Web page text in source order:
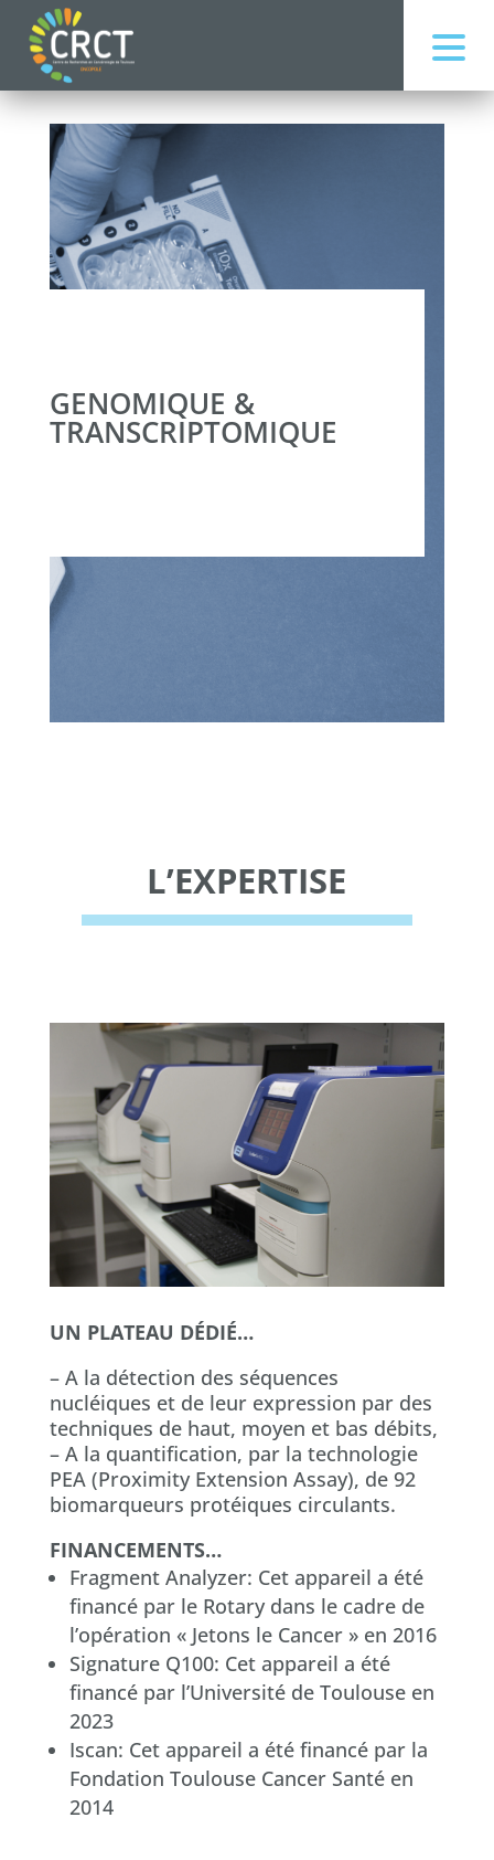
GENOMIQUE &
TRANSCRIPTOMIQUE
L’EXPERTISE
UN PLATEAU DÉDIÉ…
– A la détection des séquences
nucléiques et de leur expression par des
techniques de haut, moyen et bas débits,
– A la quantification, par la technologie
PEA (Proximity Extension Assay), de 92
biomarqueurs protéiques circulants.
FINANCEMENTS…
Fragment Analyzer: Cet appareil a été
financé par le Rotary dans le cadre de
l’opération « Jetons le Cancer » en 2016
Signature Q100: Cet appareil a été
financé par l’Université de Toulouse en
2023
Iscan: Cet appareil a été financé par la
Fondation Toulouse Cancer Santé en
2014